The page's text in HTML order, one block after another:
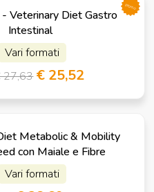
- Veterinary Diet Gastro
Intestinal
Vari formati
27,63 € 25,52
promo
Metabolic & Mobility
con Maiale e Fibre
Vari formati